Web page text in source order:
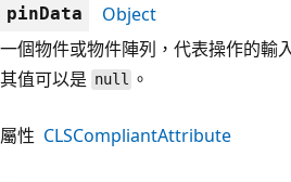
pinData
Object
一個物件或物件陣列，代表操作的輸
其值可以是 null 。
屬性 CLSCompliantAttribute